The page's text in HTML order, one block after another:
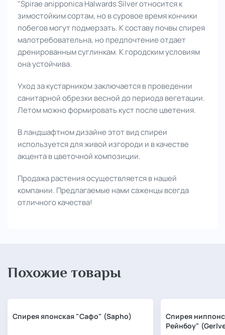
"Spirae anipponica Halwards Silver относится к
зимостойким сортам, но в суровое время кончики
побегов могут подмерзать. К составу почвы спирея
малотребовательна, но предпочтение отдает
дренированным суглинкам. К городским условиям
она устойчива.
Уход за кустарником заключается в проведении
санитарной обрезки весной до периода вегетации.
Летом можно формировать куст после цветения.
В ландшафтном дизайне этот вид спиреи
используется для живой изгороди и в качестве
акцента в цветочной композиции.
Продажа растения осуществляется в нашей
компании. Предлагаемые нами саженцы всегда
отличного качества!
Похожие товары
Спирея японская "Сафо" (Sapho)
Спирея
Рейнбоу"